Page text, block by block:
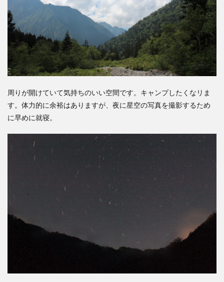
周りが開けていて気持ちのいい空間です。キャンプしたくなリま
す。体力的に余裕はありますが、夜に星空の写真を撮影するため
に早めに就寝。